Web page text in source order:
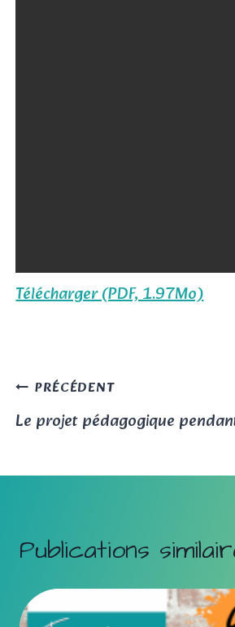
Télécharger (PDF, 1.97Mo)
Navigation
de
PRÉCÉDENT
Le projet pédagogique
Publications